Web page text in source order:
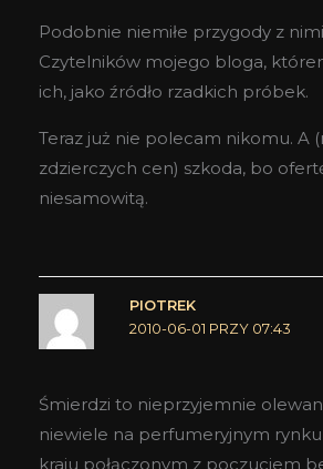
Podobnie niemiłe przygody z
Czytelników mojego bloga,
ich, jako źródło rzadkich próbek.
Teraz już nie polecam nikomu. A
zdzierczych cen) szkoda, bo
niesamowitą.
PIOTREK
2010-06-01 PRZY 07:43
Śmierdzi to nieprzyjemnie
niewiele na perfumeryjnym
kraju połączonym z poczuciem